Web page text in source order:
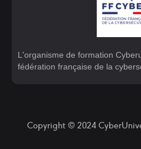
L'organisme de formation
fédération française de la
Copyright © 2024